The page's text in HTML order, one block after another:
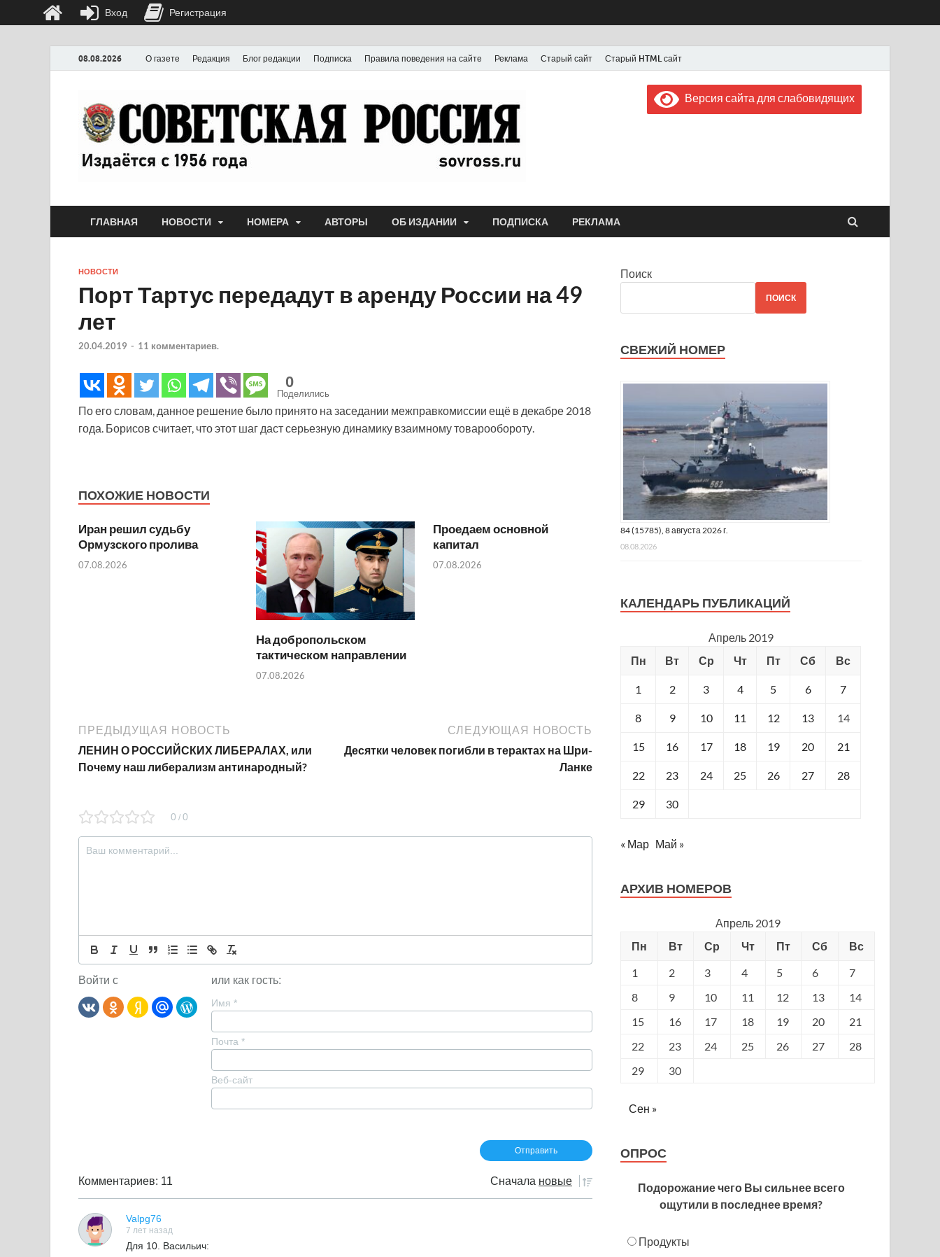
08.08.2026 О газете Редакция Блог редакции Подписка Правила поведения на сайте Реклама Старый сайт Старый HTML сайт
Газета "Советская Россия"
Выпускается с июля 1956 года
Версия сайта для слабовидящих
ГЛАВНАЯ НОВОСТИ НОМЕРА АВТОРЫ ОБ ИЗДАНИИ ПОДПИСКА РЕКЛАМА
НОВОСТИ
Порт Тартус передадут в аренду России на 49
лет
20.04.2019 - 11 комментариев.
0
Поделились
По его словам, данное решение было принято на заседании межправкомиссии ещё в декабре 2018
года. Борисов считает, что этот шаг даст серьезную динамику взаимному товарообороту.
ПОХОЖИЕ НОВОСТИ
Иран решил судьбу
Ормузского пролива
07.08.2026
На добропольском
тактическом направлении
07.08.2026
Проедаем основной
капитал
07.08.2026
ПРЕДЫДУЩАЯ НОВОСТЬ
ЛЕНИН О РОССИЙСКИХ ЛИБЕРАЛАХ, или
Почему наш либерализм антинародный?
СЛЕДУЮЩАЯ НОВОСТЬ
Десятки человек погибли в терактах на Шри-
Ланке
0 / 0
Войти с или как гость:
Имя *
Почта *
Веб-сайт
Комментариев: 11 Сначала новые
Valpg76
7 лет назад
Для 10. Васильич:
Поиск
ПОИСК
СВЕЖИЙ НОМЕР
84 (15785), 8 августа 2026 г.
08.08.2026
КАЛЕНДАРЬ ПУБЛИКАЦИЙ
Апрель 2019
Пн
Вт Ср Чт Пт Сб Вс
1 2 3 4 5 6 7
8 9 10 11 12 13 14
15 16 17 18 19 20 21
22 23 24 25 26 27 28
29 30
« Мар Май »
АРХИВ НОМЕРОВ
Апрель 2019
Пн
Вт Ср Чт Пт Сб
Вс
1
2 3 4 5 6
7
8
9 10 11 12 13
14
15
16 17 18 19 20
21
22
23 24 25 26 27
28
29
30
Сен »
ОПРОС
Подорожание чего Вы сильнее всего
ощутили в последнее время?
Продукты
Вход Регистрация